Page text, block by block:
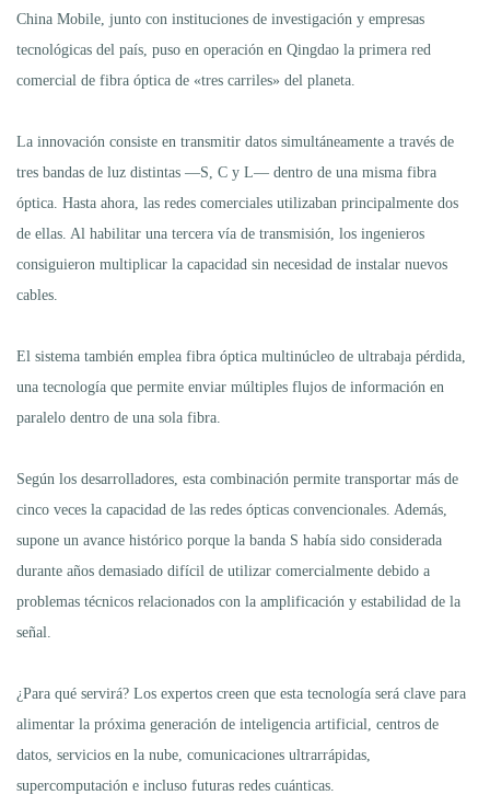
China Mobile, junto con instituciones de investigación y empresas
tecnológicas del país, puso en operación en Qingdao la primera red
comercial de fibra óptica de «tres carriles» del planeta.
La innovación consiste en transmitir datos simultáneamente a través de
tres bandas de luz distintas —S, C y L— dentro de una misma fibra
óptica. Hasta ahora, las redes comerciales utilizaban principalmente dos
de ellas. Al habilitar una tercera vía de transmisión, los ingenieros
consiguieron multiplicar la capacidad sin necesidad de instalar nuevos
cables.
El sistema también emplea fibra óptica multinúcleo de ultrabaja pérdida,
una tecnología que permite enviar múltiples flujos de información en
paralelo dentro de una sola fibra.
Según los desarrolladores, esta combinación permite transportar más de
cinco veces la capacidad de las redes ópticas convencionales. Además,
supone un avance histórico porque la banda S había sido considerada
durante años demasiado difícil de utilizar comercialmente debido a
problemas técnicos relacionados con la amplificación y estabilidad de la
señal.
¿Para qué servirá? Los expertos creen que esta tecnología será clave para
alimentar la próxima generación de inteligencia artificial, centros de
datos, servicios en la nube, comunicaciones ultrarrápidas,
supercomputación e incluso futuras redes cuánticas.